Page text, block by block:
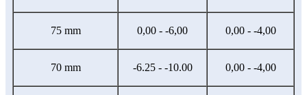
75 mm 0,00 - -6,00 0,00 - -4,00
70 mm -6.25 - -10.00 0,00 - -4,00